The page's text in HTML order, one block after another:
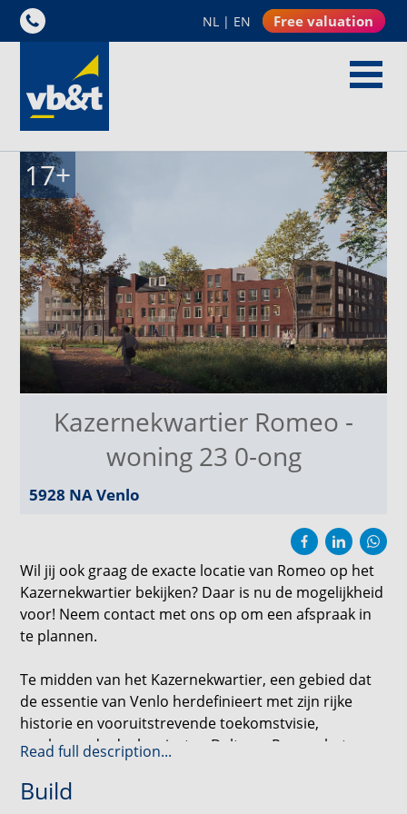
NL | EN Free valuation
17+
Kazernekwartier Romeo -
woning 23 0-ong
5928 NAVenlo
Wil jij ook graag de exacte locatie van Romeo op het
Kazernekwartier bekijken? Daar is nu de mogelijkheid
voor! Neem contact met ons op om een afspraak in
te plannen.
Te midden van het Kazernekwartier, een gebied dat
de essentie van Venlo herdefinieert met zijn rijke
historie en vooruitstrevende toekomstvisie,
markeren de deelprojecten Delta en Romeo het
begin van een nieuw tijdperk. Wonen hier betekent
dat je het station om de hoek hebt, waardoor je
Read full description...
Build